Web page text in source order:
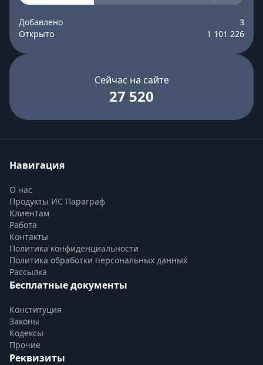
Добавлено
3
Открыто
1 101 226
Сейчас на сайте
27 520
Навигация
О нас
Продукты ИС Параграф
Клиентам
Работа
Контакты
Политика конфиденциальности
Политика обработки персональных данных
Рассылка
Бесплатные документы
Конституция
Законы
Кодексы
Прочие
Реквизиты